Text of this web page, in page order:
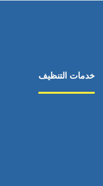
خدمات التنظيف